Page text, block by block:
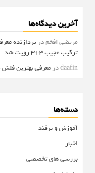
آخرین دیدگاه‌ها
مرتضی افخمدر
ترکیب عجیب 3+3 رویت شد
daafinدر معرفی بهترین فلش های 64 گیگابایت با
دسته‌ها
آموزش و ترفند
اخبار
بررسی های تخصصی